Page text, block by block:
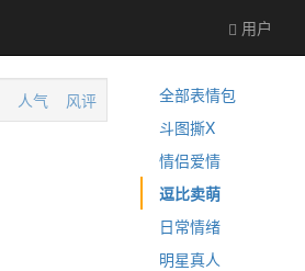
用户
人气 风评
全部表情包
斗图撕X
情侣爱情
逗比卖萌
日常情绪
明星真人